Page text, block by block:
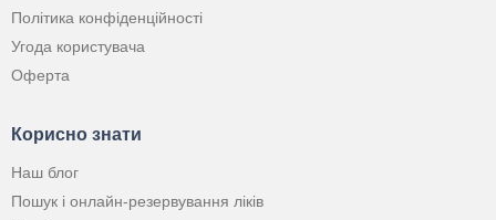
Політика конфіденційності
Угода користувача
Оферта
Корисно знати
Наш блог
Пошук і онлайн-резервування ліків